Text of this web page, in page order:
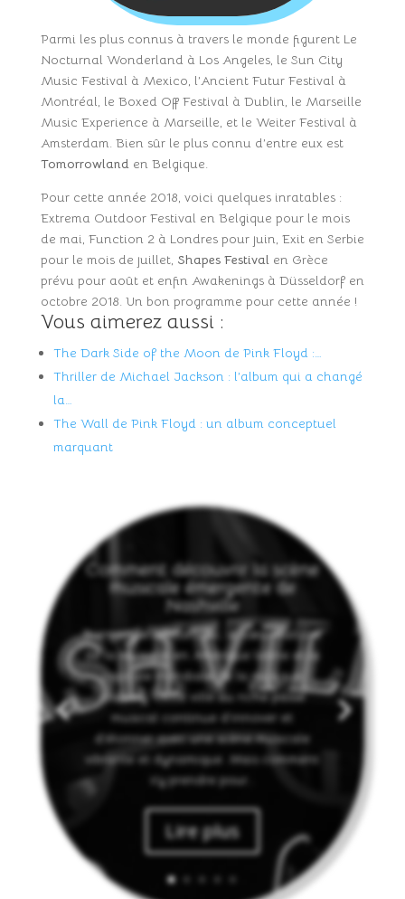
Parmi les plus connus à travers le monde figurent Le
Nocturnal Wonderland à Los Angeles, le Sun City
Music Festival à Mexico, l’Ancient Futur Festival à
Montréal, le Boxed Off Festival à Dublin, le Marseille
Music Experience à Marseille, et le Weiter Festival à
Amsterdam. Bien sûr le plus connu d’entre eux est
Tomorrowlanden Belgique.
Pour cette année 2018, voici quelques inratables :
Extrema Outdoor Festival en Belgique pour le mois
de mai, Function 2 à Londres pour juin, Exit en Serbie
pour le mois de juillet, Shapes Festivalen Grèce
prévu pour août et enfin Awakenings à Düsseldorf en
octobre 2018. Un bon programme pour cette année !
Vous aimerez aussi :
The Dark Side of the Moon de Pink Floyd :…
Thriller de Michael Jackson : l’album qui a changé
la…
The Wall de Pink Floyd : un album conceptuel
marquant
Comment découvrir la scène
musicale émergente de
Nashville
Bienvenue à Nashville, le cœur battant
de la musique en Amérique latine et la
capitale mondiale de la musique
country. Cette ville au riche passé
musical continue d'innover et
d'étonner avec une scène musicale
vibrante et dynamique. Mais comment
s'y prendre pour...
Lire plus